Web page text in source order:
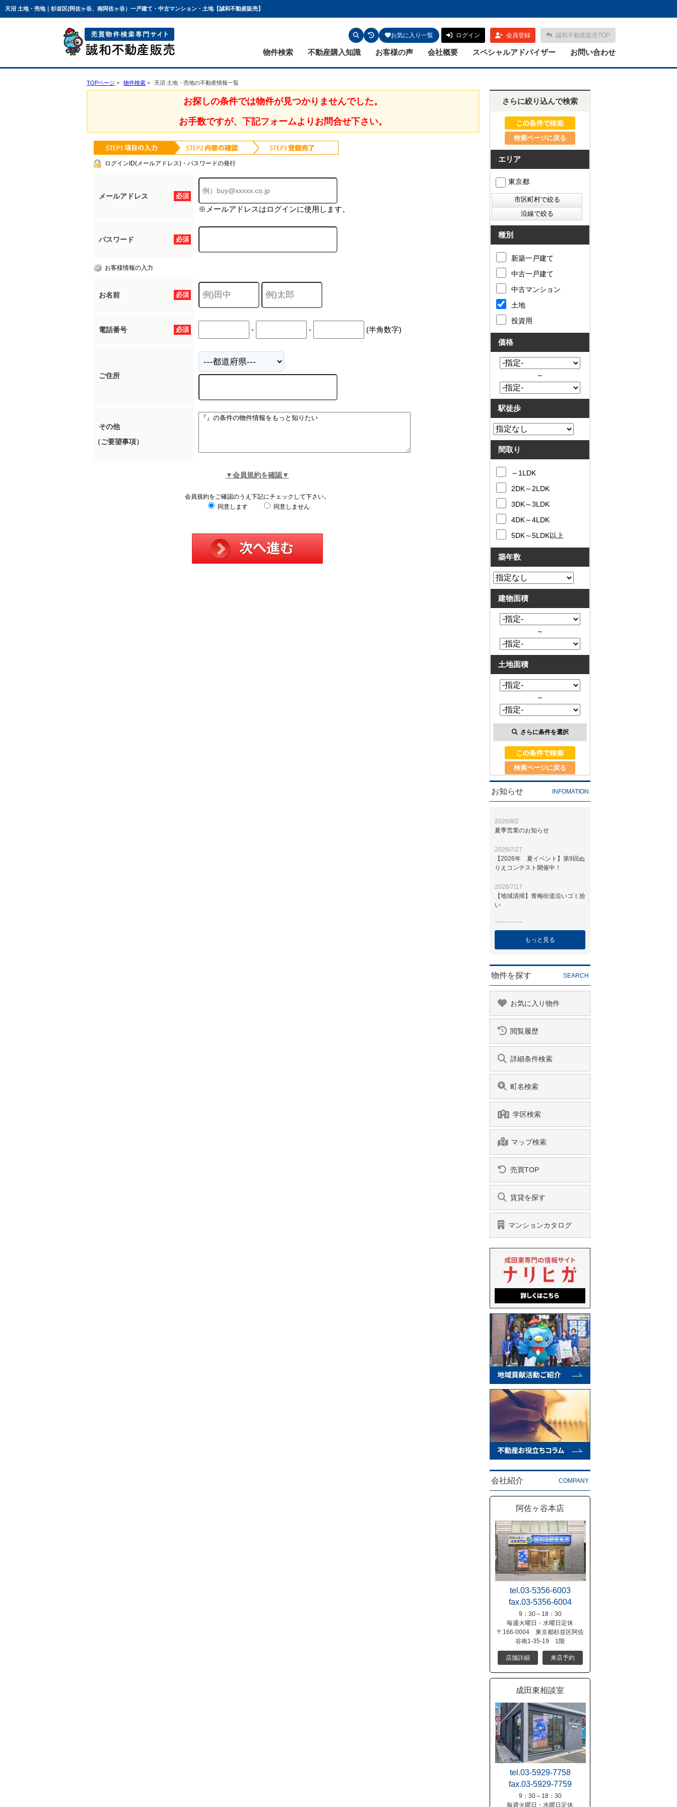
天沼 土地・売地｜杉並区(阿佐ヶ谷、南阿佐ヶ谷）一戸建て・中古マンション・土地【誠和不動産販売】
ログイン 会員登録 誠和不動産販売TOP
お気に入り一覧
物件検索 不動産購入知識 お客様の声 会社概要 スペシャルアドバイザー お問い合わせ
TOPページ 物件検索 天沼 土地・売地の不動産情報一覧
お探しの条件では物件が見つかりませんでした。
お手数ですが、下記フォームよりお問合せ下さい。
ログインID(メールアドレス)・パスワードの発行
必須
メールアドレス
※メールアドレスはログインに使用します。
必須
パスワード
お客様情報の入力
必須
お名前
必須
電話番号 - - (半角数字)
ご住所
その他
（ご要望事項）
▼会員規約を確認▼
会員規約をご確認のうえ下記にチェックして下さい。
同意します
同意しません
さらに絞り込んで検索
検索ページに戻る
エリア
東京都
種別
新築一戸建て
中古一戸建て
中古マンション
土地
投資用
価格
～
駅徒歩
間取り
～1LDK
2DK～2LDK
3DK～3LDK
4DK～4LDK
5DK～5LDK以上
築年数
建物面積
～
土地面積
～
さらに条件を選択
検索ページに戻る
お知らせ INFOMATION
もっと見る
物件を探す SEARCH
お気に入り物件
閲覧履歴
詳細条件検索
町名検索
学区検索
マップ検索
売買TOP
賃貸を探す
マンションカタログ
会社紹介 COMPANY
阿佐ヶ谷本店
tel.03-5356-6003
fax.03-5356-6004
9：30～18：30
毎週火曜日・水曜日定休
〒166-0004 東京都杉並区阿佐
谷南1-35-19 1階
店舗詳細 来店予約
成田東相談室
tel.03-5929-7758
fax.03-5929-7759
9：30～18：30
毎週火曜日・水曜日定休